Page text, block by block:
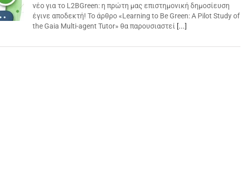
νέο για το L2BGreen: η πρώτη μας επιστημονική δημοσίευση
έγινε αποδεκτή! Το άρθρο «Learning to Be Green: A Pilot Study of
the Gaia Multi-agent Tutor» θα παρουσιαστεί [...]